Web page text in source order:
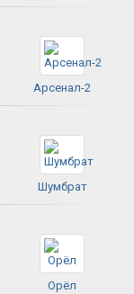
Арсенал-2
Шумбрат
Орёл